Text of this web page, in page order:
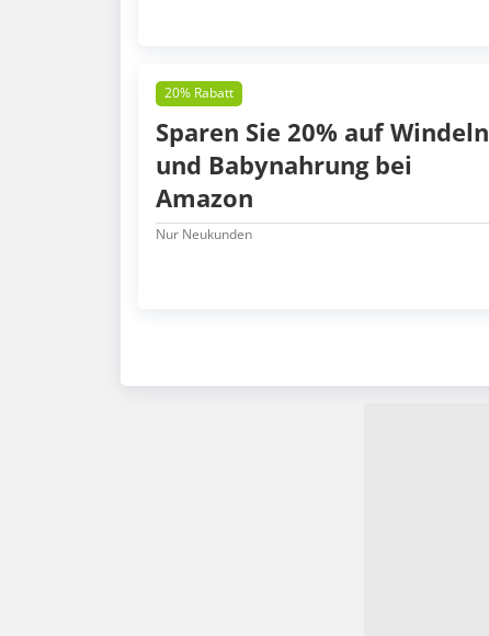
20% Rabatt
Sparen Sie 20% auf Windeln
und Babynahrung bei
Amazon
Nur Neukunden